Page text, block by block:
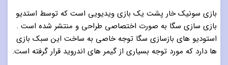
بازی سونیک خار پشت یک بازی ویدیویی است که توسط استدیو
بازی سازی سگا به صورت اختصاصی طراحی و منتشر شده است .
استودیو های بازسازی سگا توجه خاصی به ساخت این سبک بازی
ها دارد که مورد توجه بسیاری از گیمر های اندروید قرار گرفته است.